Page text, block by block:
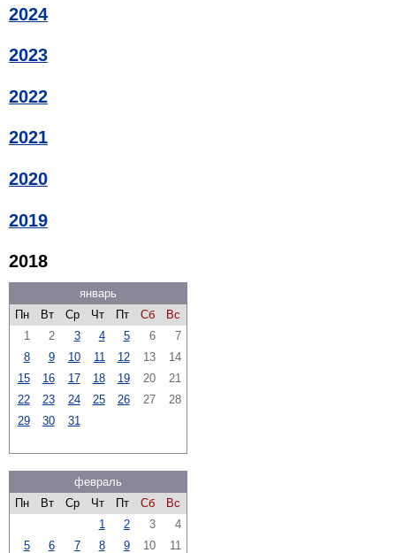
2024
2023
2022
2021
2020
2019
2018
январь
Пн
Вт Ср Чт Пт Сб
Вс
1
2 3 4 5 6
7
8
9 10 11 12 13
14
15
16 17 18 19 20
21
22
23 24 25 26 27
28
29
30 31
февраль
Пн
Вт Ср Чт Пт Сб
Вс
1
2 3
4
5
6 7 8 9 10
11